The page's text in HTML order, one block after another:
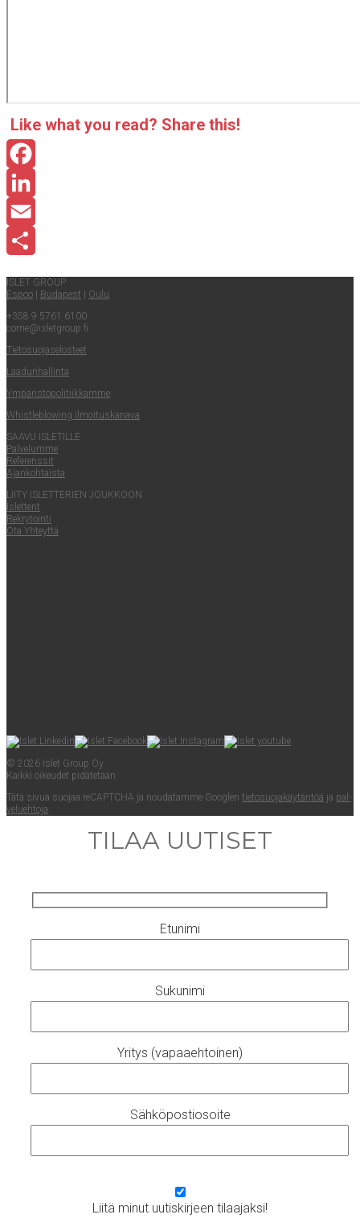
Like what you read? Sha­re this!
Facebook
LinkedIn
Email
ISLET GROUP
Espoo
Buda­pest
Oulu
+358 9 5761 6100
come@​isletgroup.​fi
Tie­to­suo­ja­se­los­teet
Laa­dun­hal­lin­ta
Ympä­ris­tö­po­li­tiik­kam­me
Whist­le­blowing ilmoituskanava
SAA­VU ISLETILLE
Pal­ve­lum­me
Refe­rens­sit
Ajan­koh­tais­ta
LII­TY ISLET­TE­RIEN JOUKKOON
Islet­te­rit
Rek­ry­toin­ti
Ota Yhteyt­tä
© 2026 Islet Group Oy
Kaik­ki oikeu­det pidätetään.
Tätä sivua suo­jaa reCAPTC­HA ja nou­da­tam­me Googlen tie­to­suo­ja­käy­tän­töä ja pal­
ve­lueh­to­ja.
TILAA UUTISET
Etunimi
Sukunimi
Yritys (vapaaehtoinen)
Sähköpostiosoite
Liitä minut uutiskirjeen tilaajaksi!